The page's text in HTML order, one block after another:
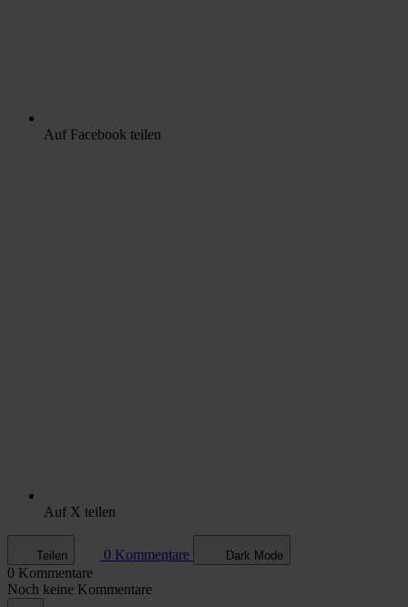
Auf Facebook teilen
Auf X teilen
Teilen 0 Kommentare Dark Mode
0 Kommentare
Noch keine Kommentare